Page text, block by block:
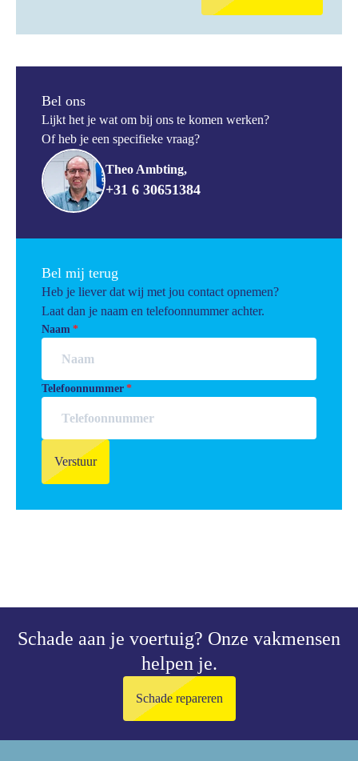
Bel ons
Lijkt het je wat om bij ons te komen werken?
Of heb je een specifieke vraag?
Theo Ambting,
+31 6 30651384
Bel mij terug
Heb je liever dat wij met jou contact opnemen?
Laat dan je naam en telefoonnummer achter.
Naam
Telefoonnummer
Verstuur
Schade aan je voertuig? Onze vakmensen
helpen je.
Schade repareren